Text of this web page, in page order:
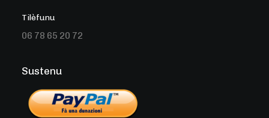
Tilèfunu
06 78 65 20 72
Sustenu